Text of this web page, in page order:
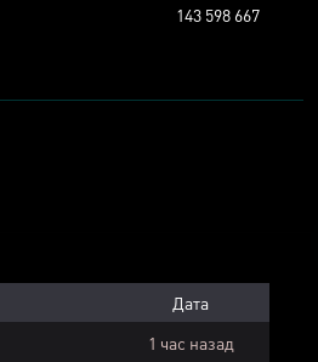
143 598 667
Дата
1 час назад